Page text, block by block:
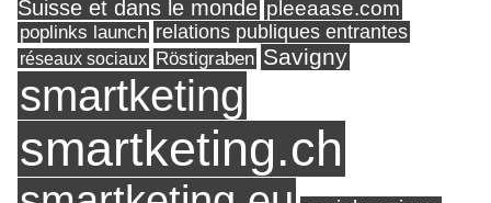
Suisse et dans le monde pleeaase.com
poplinks launch relations publiques entrantes
réseaux sociaux Röstigraben Savigny
smartketing
smartketing.ch